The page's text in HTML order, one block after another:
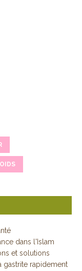
dans l'Islam
et solutions
gastrite rapidement